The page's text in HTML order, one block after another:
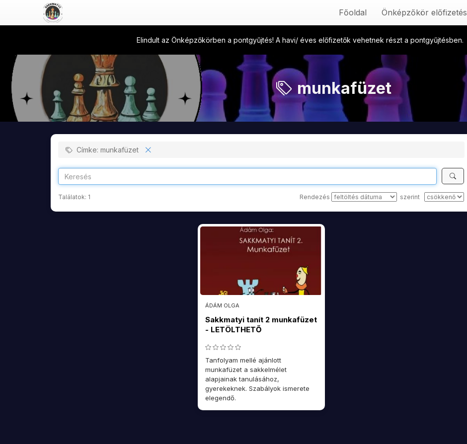
Főoldal Önképzőkör előfizetés
Elindult az Önképzőkörben a pontgyűjtés! A havi/ éves előfizetők vehetnek részt a pontgyűjtésben.
munkafüzet
Címke: munkafüzet
Találatok: 1 Rendezés szerint
ÁDÁM OLGA
Sakkmatyi tanít 2 munkafüzet
- LETÖLTHETŐ
Tanfolyam mellé ajánlott
munkafüzet a sakkelmélet
alapjainak tanulásához,
gyerekeknek. Szabályok ismerete
elegendő.